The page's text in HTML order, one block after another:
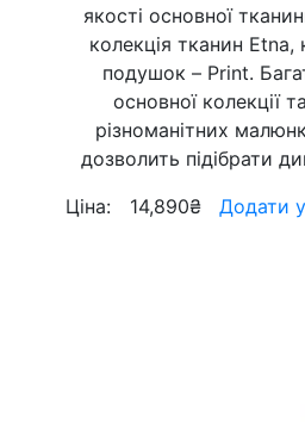
якості основної
колекція тканин Etna,
подушок – Print.
основної колекції
різноманітних
дозволить підібрати
Ціна:
14,890₴ Додати